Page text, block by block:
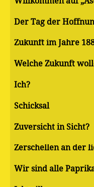
Der Tag der
Zukunft im Jahre
Welche Zukunft
Ich?
Schicksal
Zuversicht in Sicht?
Zerschellen an der
Wir sind alle